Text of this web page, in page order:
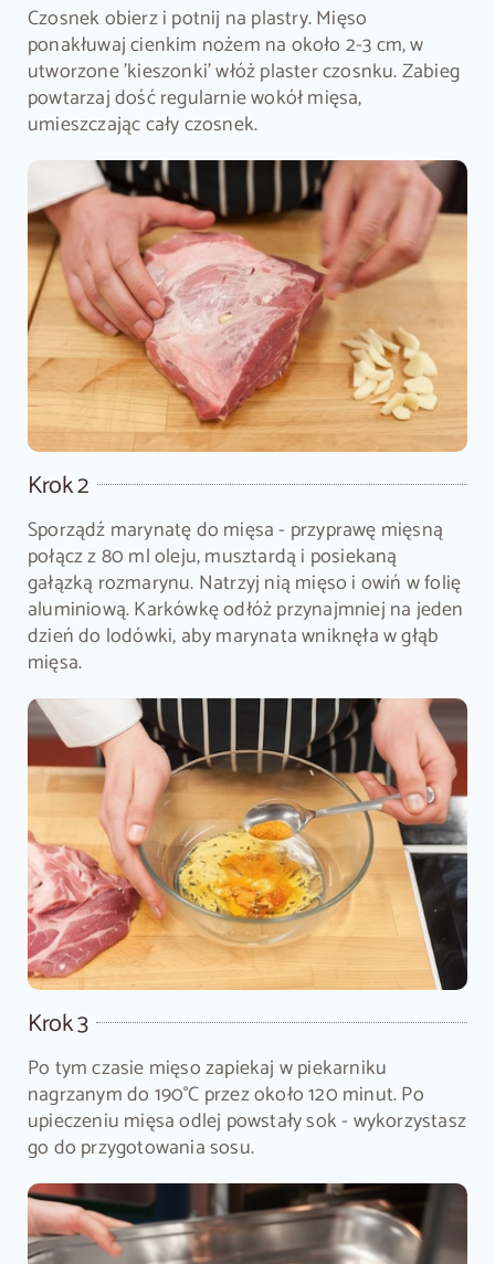
Czosnek obierz i potnij na plastry. Mięso
ponakłuwaj cienkim nożem na około 2-3 cm, w
utworzone 'kieszonki' włóż plaster czosnku. Zabieg
powtarzaj dość regularnie wokół mięsa,
umieszczając cały czosnek.
Krok 2
Sporządź marynatę do mięsa - przyprawę mięsną
połącz z 80 ml oleju, musztardą i posiekaną
gałązką rozmarynu. Natrzyj nią mięso i owiń w folię
aluminiową. Karkówkę odłóż przynajmniej na jeden
dzień do lodówki, aby marynata wniknęła w głąb
mięsa.
Krok 3
Po tym czasie mięso zapiekaj w piekarniku
nagrzanym do 190°C przez około 120 minut. Po
upieczeniu mięsa odlej powstały sok - wykorzystasz
go do przygotowania sosu.